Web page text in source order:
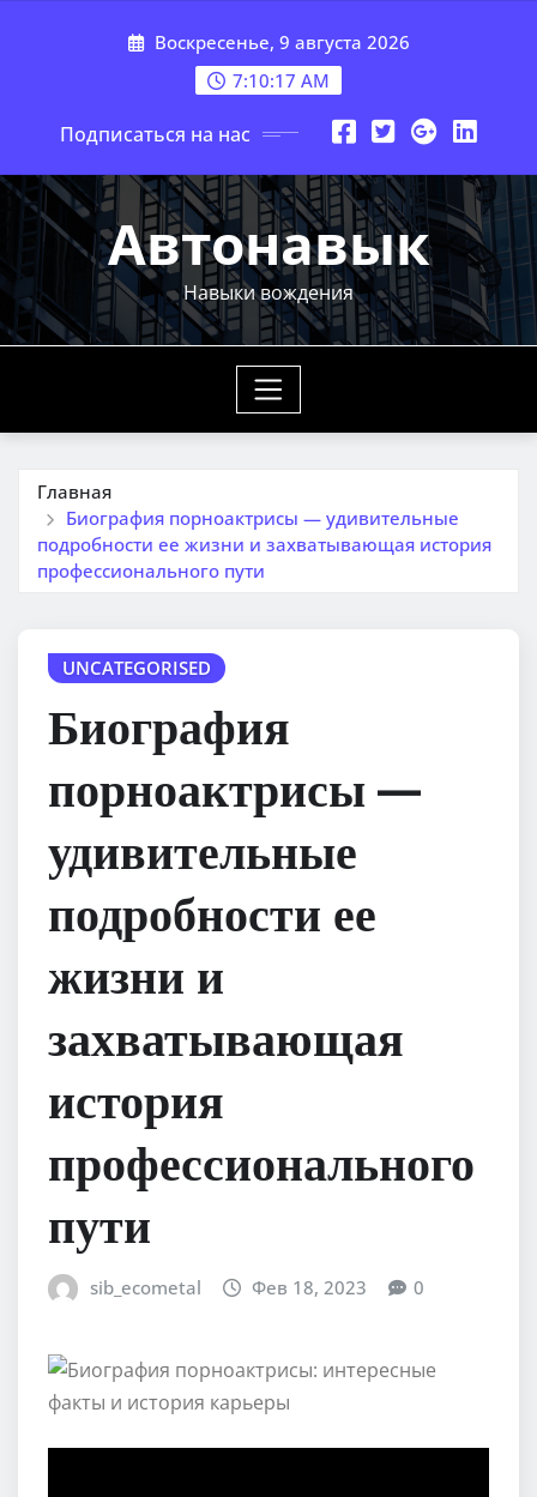
Воскресенье, 9 августа 2026
7:10:18 AM
Подписаться на нас
Автонавык
Навыки вождения
Главная
Биография порноактрисы — удивительные
подробности ее жизни и захватывающая история
профессионального пути
UNCATEGORISED
Биография
порноактрисы —
удивительные
подробности ее
жизни и
захватывающая
история
профессионального
пути
sib_ecometal Фев 18, 2023 0